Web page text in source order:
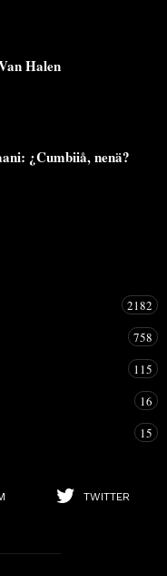
Halen
¿Cumbiiå, nenä?
2182
758
115
16
15
TWITTER